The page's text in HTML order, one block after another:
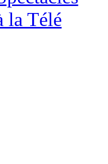
la Télé